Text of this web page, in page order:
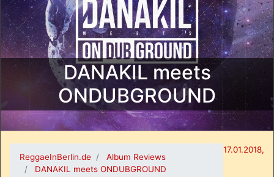
DANAKIL meets
ONDUBGROUND
17.01.2018,
ReggaeInBerlin.de
Album Reviews
DANAKIL meets ONDUBGROUND